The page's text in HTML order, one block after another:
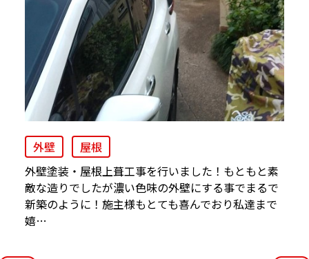
外壁
屋根
外壁塗装・屋根上葺工事を行いました！もともと素
敵な造りでしたが濃い色味の外壁にする事でまるで
新築のように！施主様もとても喜んでおり私達まで
嬉…